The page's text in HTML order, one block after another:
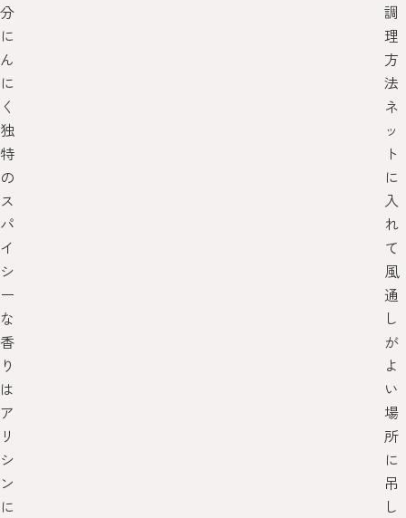
分
に
ん
に
く
独
特
の
ス
パ
イ
シ
ー
な
香
り
は
ア
リ
シ
ン
に
調
理
方
法
ネ
ッ
ト
に
入
れ
て
風
通
し
が
よ
い
場
所
に
吊
し